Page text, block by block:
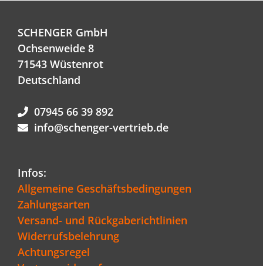
SCHENGER GmbH
Ochsenweide 8
71543 Wüstenrot
Deutschland
07945 66 39 892
info@schenger-vertrieb.de
Infos:
Allgemeine Geschäftsbedingungen
Zahlungsarten
Versand- und Rückgaberichtlinien
Widerrufsbelehrung
Achtungsregel